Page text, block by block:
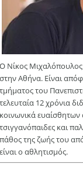
Ο Νίκος
στην Αθήνα. Είναι
τμήματος του
τελευταία 12 χρόνια
κοινωνικά
τσιγγανόπαιδες και
πάθος της ζωής του
είναι ο αθλητισμός.